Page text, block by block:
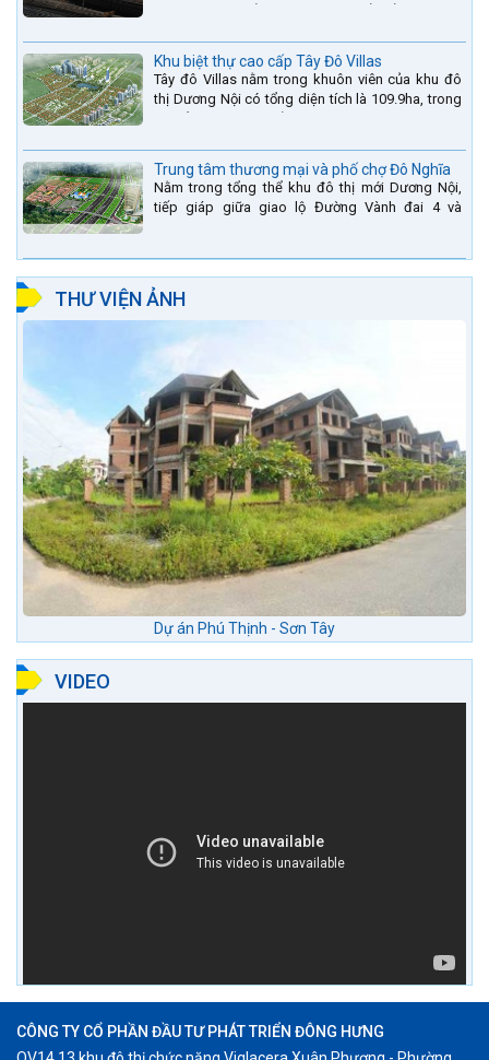
Khu biệt thự cao cấp Tây Đô Villas
Tây đô Villas nằm trong khuôn viên của khu đô
thị Dương Nội có tổng diện tích là 109.9ha, trong
Trung tâm thương mại và phố chợ Đô Nghĩa
Nằm trong tổng thể khu đô thị mới Dương Nội,
tiếp giáp giữa giao lộ Đường Vành đai 4 và
THƯ VIỆN ẢNH
Dự án Phú Thịnh - Sơn Tây
VIDEO
CÔNG TY CỔ PHẦN ĐẦU TƯ PHÁT TRIỂN ĐÔNG HƯNG